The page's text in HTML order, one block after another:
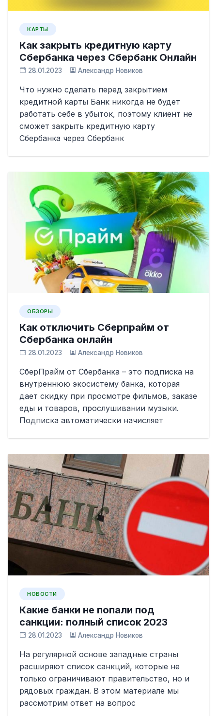
КАРТЫ
Как закрыть кредитную карту
Сбербанка через Сбербанк Онлайн
28.01.2023 Александр Новиков
Что нужно сделать перед закрытием
кредитной карты Банк никогда не будет
работать себе в убыток, поэтому клиент не
сможет закрыть кредитную карту
Сбербанка через Сбербанк
ОБЗОРЫ
Как отключить Сберпрайм от
Сбербанка онлайн
28.01.2023 Александр Новиков
СберПрайм от Сбербанка – это подписка на
внутреннюю экосистему банка, которая
дает скидку при просмотре фильмов, заказе
еды и товаров, прослушивании музыки.
Подписка автоматически начисляет
НОВОСТИ
Какие банки не попали под
санкции: полный список 2023
28.01.2023 Александр Новиков
На регулярной основе западные страны
расширяют список санкций, которые не
только ограничивают правительство, но и
рядовых граждан. В этом материале мы
рассмотрим ответ на вопрос